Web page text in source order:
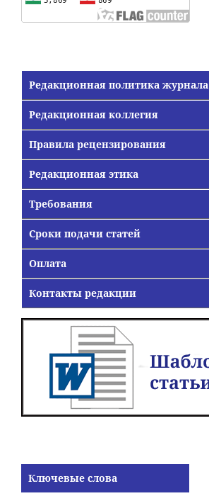
Редакционная политика журнала
Редакционная коллегия
Правила рецензирования
Редакционная этика
Требования
Сроки подачи статей
Оплата
Контакты редакции
Ключевые слова